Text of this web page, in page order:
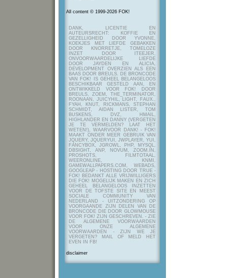
All content © 1999-2026 FOK!
DANK, LICENTIE EN
AUTEURSRECHT: KOFFIE EN
GEZELLIGHEID DOOR YVONNE,
KOEKJES MET LIEFDE GEBAKKEN
DOOR KNORRETJE, TOMELOZE
INZET DOOR ITEEJER,
ONVOORWAARDELIJKE LIEFDE
DOOR JAYDEN EN ALICIA,
DEVELOPMENT OVERZIEN ALS EEN
BAAS DOOR BREULS. DE BRONCODE
VAN FOK! IS GEHEEL BELANGELOOS
BESCHIKBAAR GESTELD AAN, EN
ONTWIKKELD VOOR FOK! DOOR
BREULS, ZOEM, THE_TERMINATOR,
ROONAAN, JUICYHIL, LIGHT, FAUX.,
FYAH, KNUT, RICKMANS, STEPHAN
SCHMIDT, AIDAN LISTER, TOM
BUSKENS, DVZ, HMAIL,
HIGHLANDER EN DANNY (VERGETEN
JE TE VERMELDEN? LAAT HET
WETEN!), WAARVOOR DANK! - FOK!
MAAKT ONDER MEER GEBRUIK VAN
JQUERY, JQUERYUI, JWPLAYER, YUI,
FANCYBOX, JGROWL, PHP, MYSQL,
DBSIGHT, ANP, NOVUM, ZOOM.IN,
PROSHOTS, FILMTOTAAL,
WEERONLINE, KNMI,
GAMEWALLPAPERS.COM, WEBADS,
GOOGLEAP - HOSTING DOOR TRUE -
FOK! BEDANKT ALLE VRIJWILLIGERS
DIE FOK! MOGELIJK MAKEN EN ZICH
GEHEEL BELANGELOOS INZETTEN
VOOR DE TOFSTE SITE EN MEEST
SOCIALE COMMUNITY VAN
NEDERLAND - UITZONDERING OP
VOORGAANDE ZIJN DELEN VAN DE
BRONCODE DIE DOOR GLOWMOUSE
VOOR FOK! ZIJN GESCHREVEN. - ZIE
DE ALGEMENE VOORWAARDEN
VOOR ONZE ALGEMENE
VOORWAARDEN - ZIJN WE JE
VERGETEN? MAIL OF MELD HET
EVEN IN FB!
disclaimer